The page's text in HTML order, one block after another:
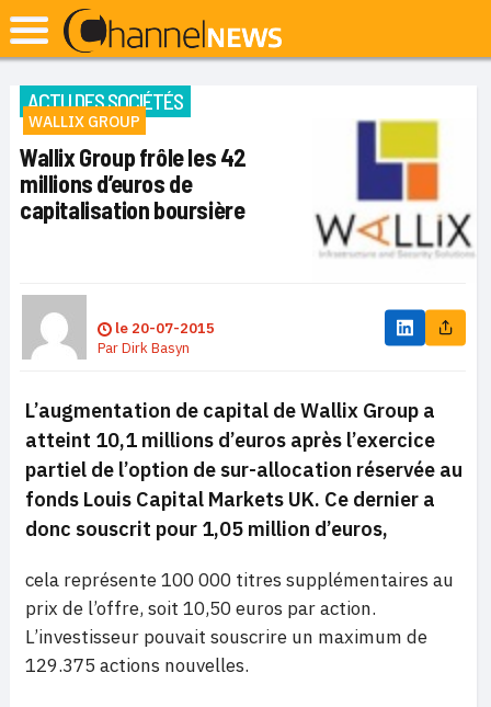
ACTU DES SOCIÉTÉS
WALLIX GROUP
Wallix Group frôle les 42
millions d’euros de
capitalisation boursière
le 20-07-2015
ParDirk Basyn
L’augmentation de capital de Wallix Group a
atteint 10,1 millions d’euros après l’exercice
partiel de l’option de sur-allocation réservée au
fonds Louis Capital Markets UK. Ce dernier a
donc souscrit pour 1,05 million d’euros,
cela représente 100 000 titres supplémentaires au
prix de l’offre, soit 10,50 euros par action.
L’investisseur pouvait souscrire un maximum de
129.375 actions nouvelles.